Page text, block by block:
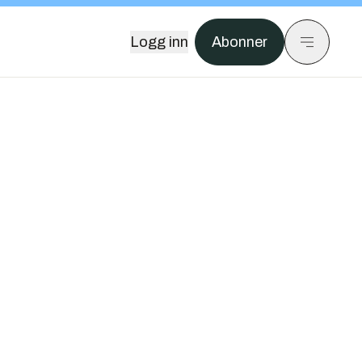
Logg inn Abonner